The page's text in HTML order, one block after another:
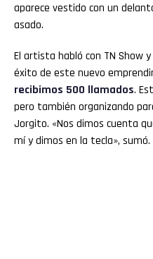
aparece vestido con un
asado.
El artista habló con TN Show
éxito de este nuevo
recibimos 500 llamados.
pero también organizando
Jorgito. «Nos dimos cuenta
mí y dimos en la tecla», sumó.